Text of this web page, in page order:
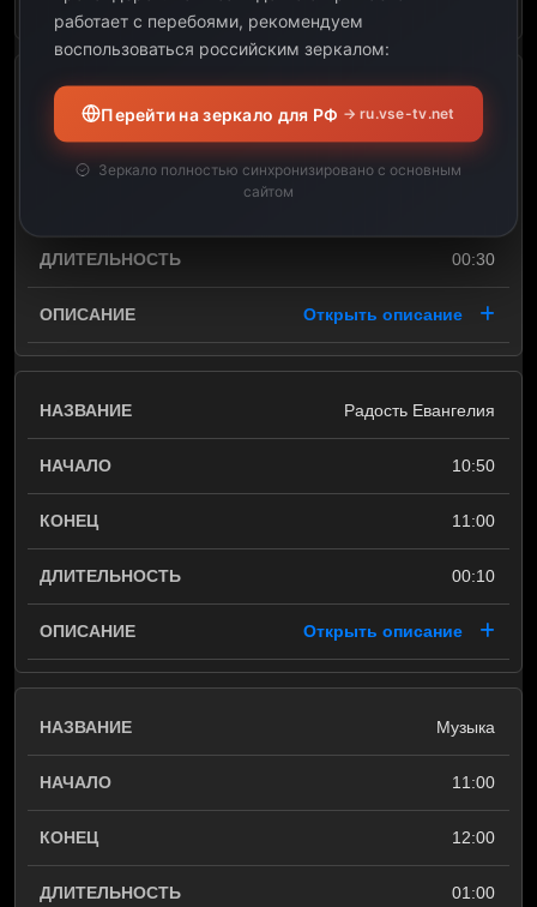
Спорт как жизнь
10:20
00:30
Открыть описание
Радость Евангелия
10:50
11:00
00:10
Открыть описание
Музыка
11:00
12:00
01:00
работает с перебоями, рекомендуем
воспользоваться российским зеркалом:
Перейти на зеркало для РФ → ru.vse-tv.net
Зеркало полностью синхронизировано с основным
сайтом